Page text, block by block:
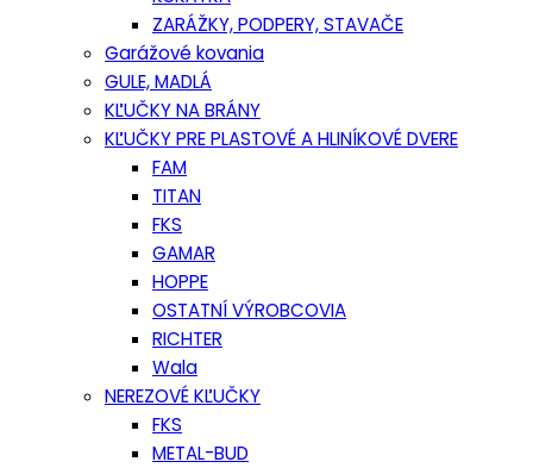
ZARÁŽKY, PODPERY, STAVAČE
Garážové kovania
GULE, MADLÁ
KĽUČKY NA BRÁNY
KĽUČKY PRE PLASTOVÉ A HLINÍKOVÉ DVERE
FAM
TITAN
FKS
GAMAR
HOPPE
OSTATNÍ VÝROBCOVIA
RICHTER
Wala
NEREZOVÉ KĽUČKY
FKS
METAL-BUD